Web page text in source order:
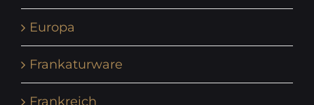
Europa
Frankaturware
Frankreich